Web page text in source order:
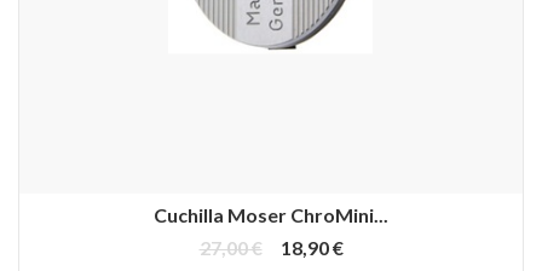
Cuchilla Moser ChroMini...
27,00 €
18,90 €